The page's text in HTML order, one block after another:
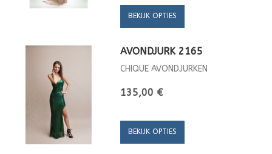
BEKIJK OPTIES
AVONDJURK 2165
CHIQUE AVONDJURKEN
135,00 €
BEKIJK OPTIES